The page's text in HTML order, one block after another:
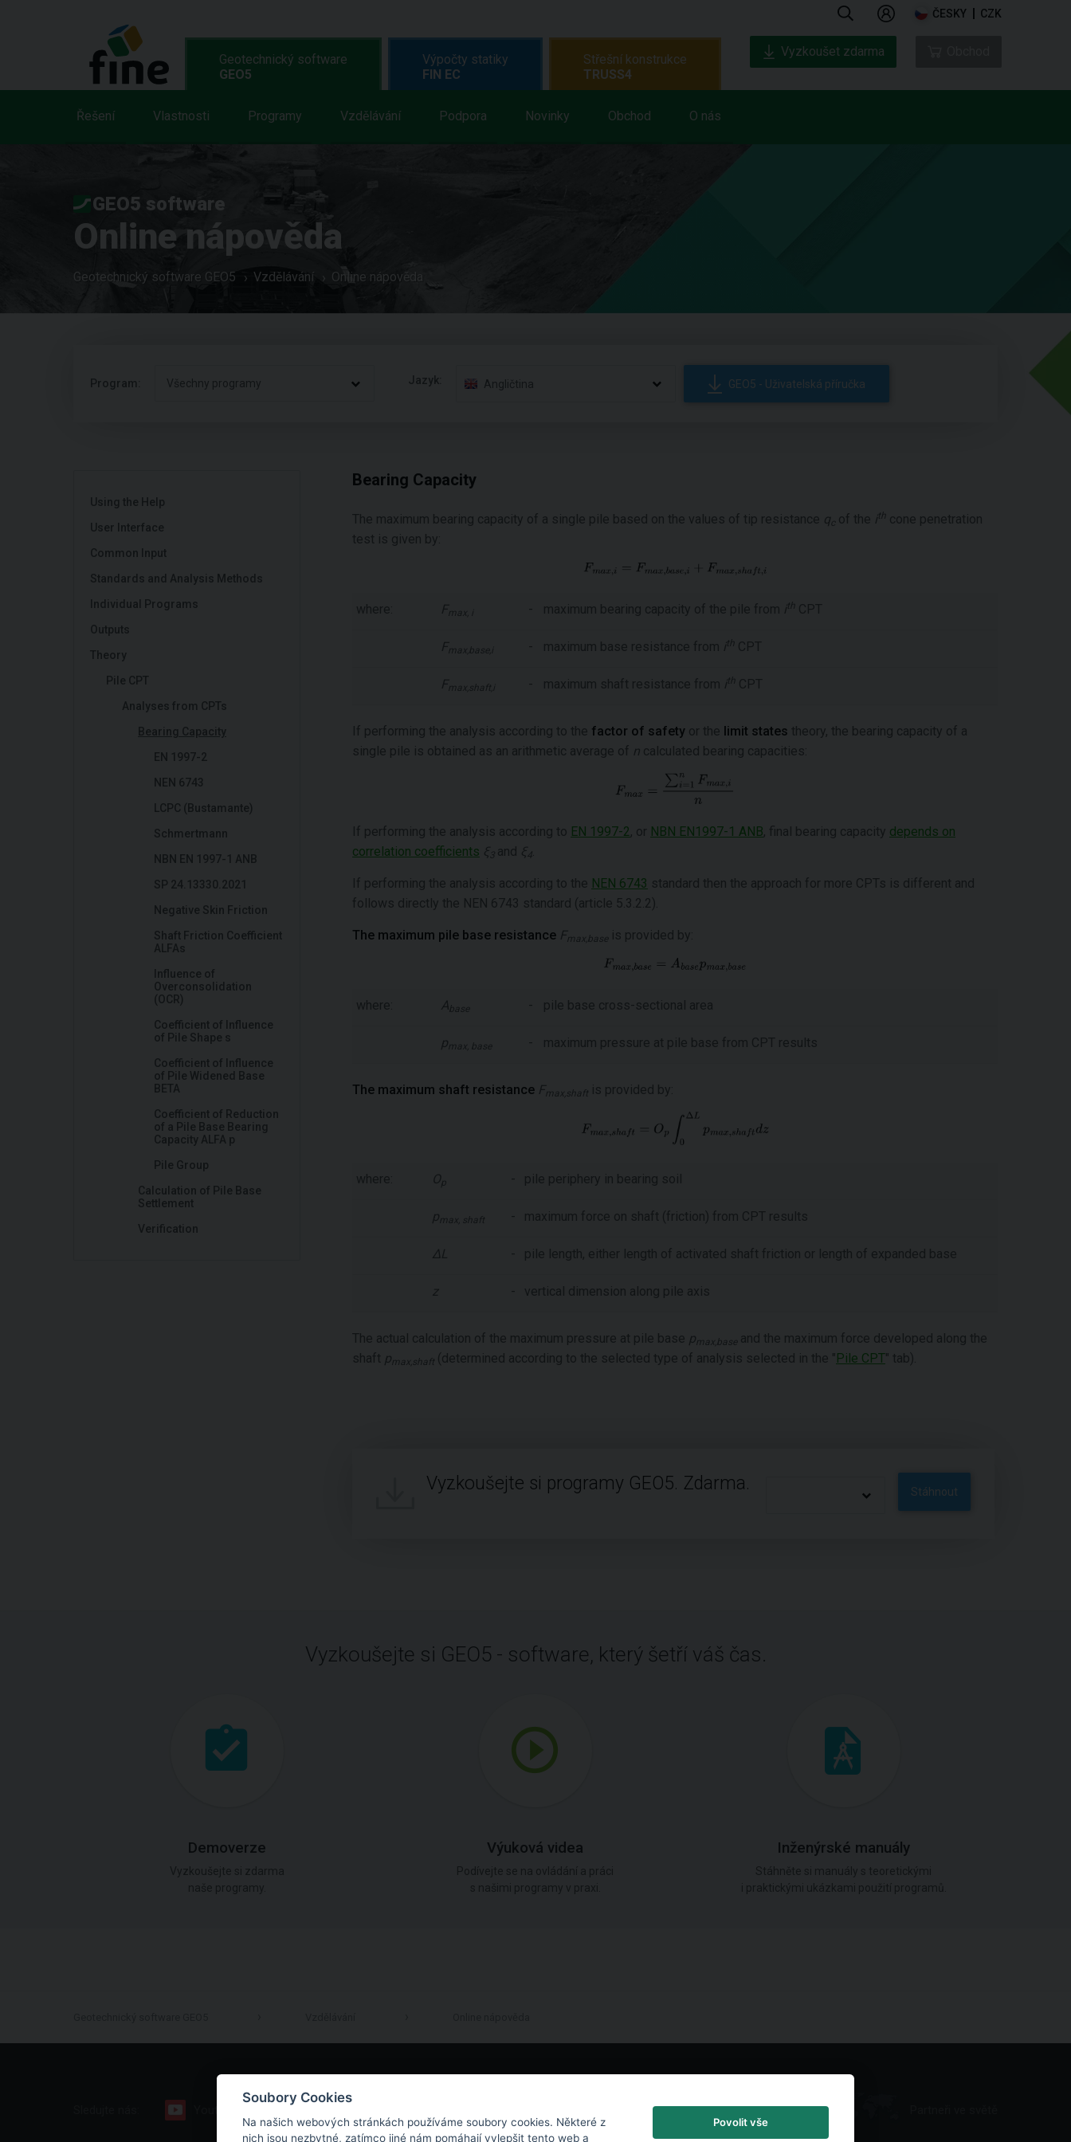
ČESKY CZK
Geotechnický software
GEO5
Řešení Vlastnosti Programy Vzdělávání Podpora Novinky Obchod O nás
Výpočty statiky
FIN EC
Střešní konstrukce
TRUSS4
Vyzkoušet zdarma
GEO5 software
Online nápověda
Geotechnický software GEO5 Vzdělávání Online nápověda
Program: Všechny programy Jazyk: Angličtina GEO5 - Uživatelská příručka
Using the Help
User Interface
Common Input
Standards and Analysis Methods
Individual Programs
Outputs
Theory
Pile CPT
Analyses from CPTs
Bearing Capacity
EN 1997-2
NEN 6743
LCPC (Bustamante)
Schmertmann
NBN EN 1997-1 ANB
SP 24.13330.2021
Negative Skin Friction
Shaft Friction Coefficient
ALFAs
Influence of
Overconsolidation
(OCR)
Coefficient of Influence
of Pile Shape s
Coefficient of Influence
of Pile Widened Base
BETA
Coefficient of Reduction
of a Pile Base Bearing
Capacity ALFA p
Pile Group
Calculation of Pile Base
Settlement
Verification
Bearing Capacity
The maximum bearing capacity of a single pile based on the values of tip resistance q of the ith cone penetration
test is given by:
where: F max, i - maximum bearing capacity of the pile from ith CPT
F max,base,i - maximum base resistance from ith CPT
F max,shaft,i - maximum shaft resistance from ith CPT
If performing the analysis according to the factor of safety or the limit states theory, the bearing capacity of a
single pile is obtained as an arithmetic average of n calculated bearing capacities:
If performing the analysis according to EN 1997-2, or NBN EN1997-1 ANB, final bearing capacity depends on
correlation coefficients ξ 3 and ξ4
If performing the analysis according to the NEN 6743 standard then the approach for more CPTs is different and
follows directly the NEN 6743 standard (article 5.3.2.2).
The maximum pile base resistance F max,base is provided by:
where: Abase - pile base cross-sectional area
pmax, base - maximum pressure at pile base from CPT results
The maximum shaft resistance F max,shaft is provided by:
where: Op - pile periphery in bearing soil
pmax, shaft - maximum force on shaft (friction) from CPT results
ΔL - pile length, either length of activated shaft friction or length of expanded base
z - vertical dimension along pile axis
The actual calculation of the maximum pressure at pile base pmax,base and the maximum force developed along the
shaft pmax,shaft (determined according to the selected type of analysis selected in the "Pile CPT" tab).
Vyzkoušejte si programy GEO5. Zdarma. Stáhnout
Vyzkoušejte si GEO5 - software, který šetří váš čas.
Demoverze Výuková videa Inženýrské manuály
Soubory Cookies
Na našich webových stránkách používáme soubory cookies. Některé z
nich jsou nezbytné, zatímco jiné nám pomáhají vylepšit tento web a
Povolit vše